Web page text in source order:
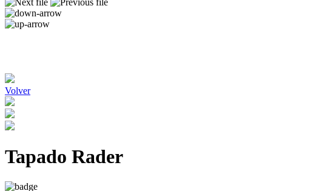
Volver
Tapado Rader